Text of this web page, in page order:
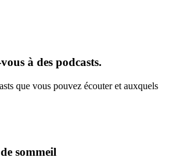
à des podcasts.
que vous pouvez écouter et auxquels
sommeil